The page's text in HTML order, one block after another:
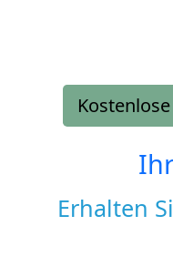
Erhalten